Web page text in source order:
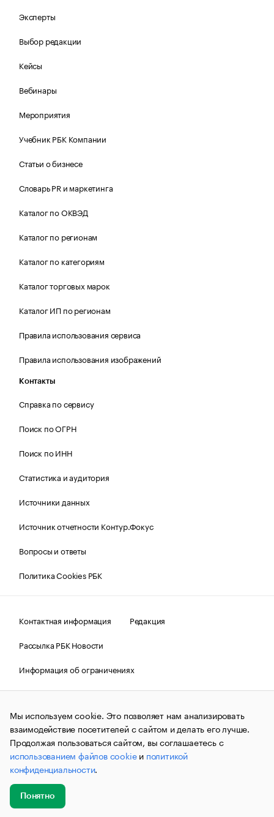
Эксперты
Выбор редакции
Кейсы
Вебинары
Мероприятия
Учебник РБК Компании
Статьи о бизнесе
Словарь PR и маркетинга
Каталог по ОКВЭД
Каталог по регионам
Каталог по категориям
Каталог торговых марок
Каталог ИП по регионам
Правила использования сервиса
Правила использования изображений
Контакты
Справка по сервису
Поиск по ОГРН
Поиск по ИНН
Статистика и аудитория
Источники данных
Источник отчетности Контур.Фокус
Вопросы и ответы
Политика Cookies РБК
Контактная информация
Редакция
Рассылка РБК Новости
Информация об ограничениях
Правовая информация
О соблюдении авторских прав
© АО «РОСБИЗНЕСКОНСАЛТИНГ»,1995–2026.Сообщения
и материалы информационного агентства «РБК»
(зарегистрировано Федеральной службой по надзору в сфере
связи, информационных технологий и массовых
коммуникаций (Роскомнадзор) 09.12.2015 за номером ИА
№ФС77-63848) сопровождаются пометкой «РБК». Отдельные
публикации могут содержать информацию,
не предназначенную для пользователей
до 18 лет.
Мы используем cookie. Это позволяет нам анализировать
взаимодействие посетителей с сайтом и делать его лучше.
Продолжая пользоваться сайтом, вы соглашаетесь с
использованием файлов cookieи политикой
конфиденциальности.
Понятно